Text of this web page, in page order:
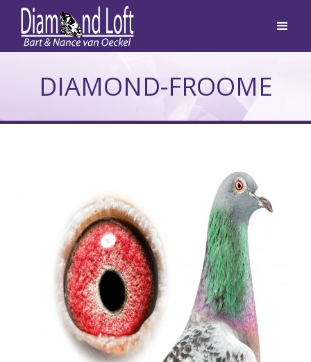
DIAMOND-FROOME